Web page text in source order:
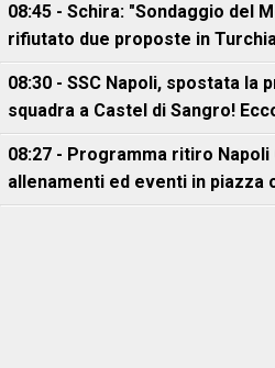
08:45 - Schira: "Sondaggio del
rifiutato due proposte in
08:30 - SSC Napoli, spostata la
squadra a Castel di Sangro!
08:27 - Programma ritiro
allenamenti ed eventi in